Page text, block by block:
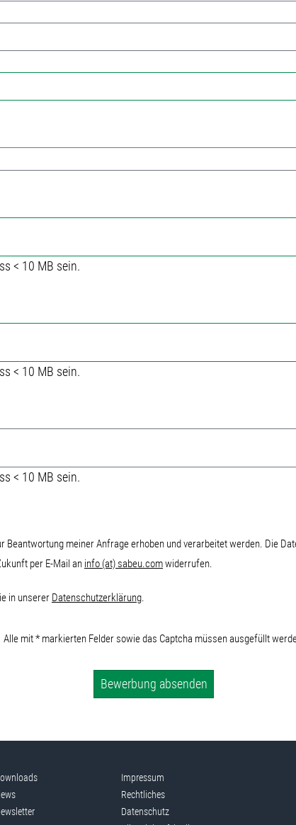
< 10 MB sein.
< 10 MB sein.
< 10 MB sein.
meiner Anfrage erhoben und verarbeitet werden. Die
per E-Mail an info (at) sabeu.comwiderrufen.
in unserer Datenschutzerklärung.
Alle mit * markierten Felder sowie das Captcha müssen ausgefüllt
Bewerbung absenden
Impressum
Rechtliches
Datenschutz